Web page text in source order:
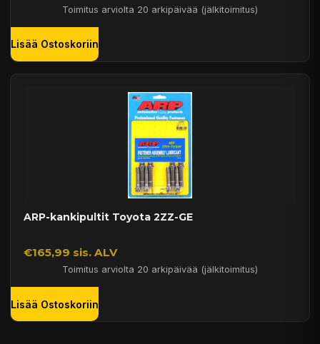
Toimitus arviolta 20 arkipäivää (jälkitoimitus)
Lisää Ostoskoriin
ARP-kankipultit Toyota 2ZZ-GE
€165,99 sis. ALV
Toimitus arviolta 20 arkipäivää (jälkitoimitus)
Lisää Ostoskoriin